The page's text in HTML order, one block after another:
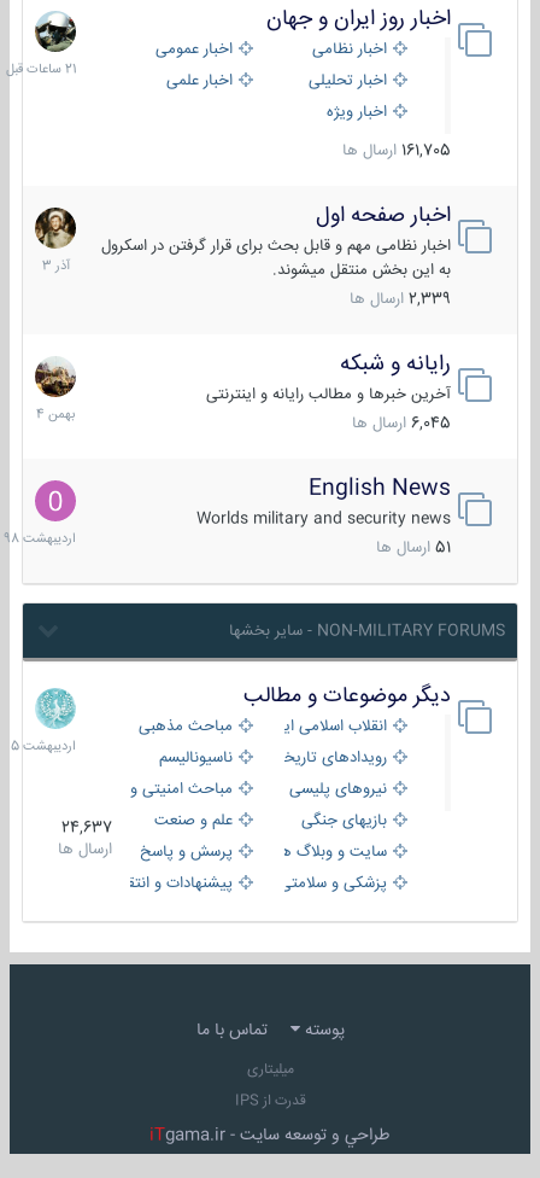
اخبار روز ایران و جهان
اخبار نظامی
اخبار عمومی
اخبار تحلیلی
اخبار علمی
اخبار ویژه
161,705 ارسال ها
21
ساعات
قبل
اخبار صفحه اول
اخبار نظامی مهم و قابل بحث برای قرار گرفتن در اسکرول
به این بخش منتقل میشوند.
2,339 ارسال ها
7
آذر
1403
رایانه و شبکه
آخرین خبرها و مطالب رایانه و اینترنتی
6,045 ارسال ها
30
بهمن
1404
English News
Worlds military and security news
51 ارسال ها
10
1398
NON-MILITARY FORUMS - سایر بخشها
دیگر موضوعات و مطالب
انقلاب اسلامی ایران
مباحث مذهبی
رویدادهای تاریخی و مذهبیناسیونالیسم
نیروهای پلیسی
مباحث امنیتی و اطلاعاتی
بازیهای جنگی
علم و صنعت
سایت و وبلاگ ها
پرسش و پاسخ
پزشکی و سلامتی
پیشنهادات و انتقادات
24,637
ارسال ها
8
1405
پوسته تماس با ما
میلیتاری
قدرت از IPS
طراحي و توسعه سايت - iTgama.ir